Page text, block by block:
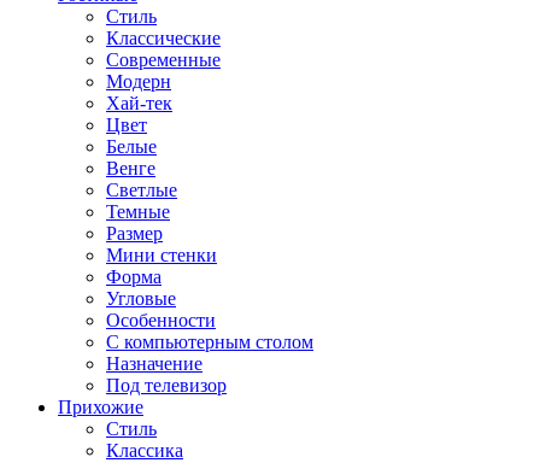
Стиль
Классические
Современные
Модерн
Хай-тек
Цвет
Белые
Венге
Светлые
Темные
Размер
Мини стенки
Форма
Угловые
Особенности
С компьютерным столом
Назначение
Под телевизор
Прихожие
Стиль
Классика